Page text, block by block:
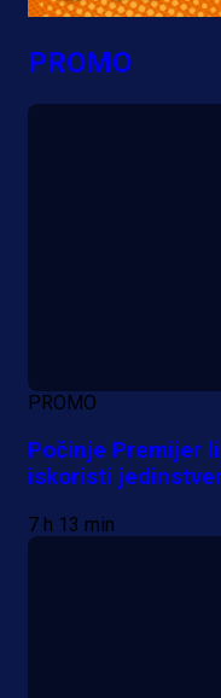
PROMO
PROMO
Počinje Premijer
iskoristi
7 h 13 min